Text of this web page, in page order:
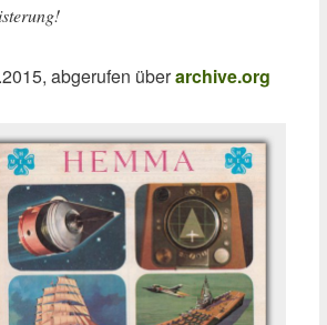
abgerufen überarchive.org